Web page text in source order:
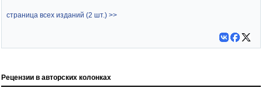
страница всех изданий (2 шт.) >>
Рецензии в авторских колонках